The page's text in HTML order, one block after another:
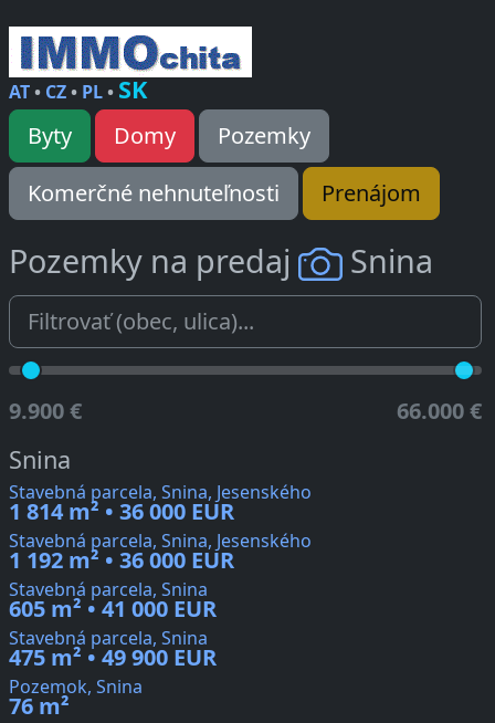
AT• CZ• PL• SK
Byty Domy
Pozemky
Komerčné nehnuteľnosti
Prenájom
Pozemky na predaj Snina
9.900 € 66.000 €
Snina
Stavebná parcela, Snina, Jesenského
1 814 m² • 36 000 EUR
Stavebná parcela, Snina, Jesenského
1 192 m² • 36 000 EUR
Stavebná parcela, Snina
605 m² • 41 000 EUR
Stavebná parcela, Snina
475 m² • 49 900 EUR
Pozemok, Snina
76 m²